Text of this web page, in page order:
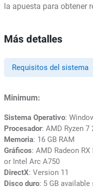
la apuesta para obtener
Más detalles
Requisitos del sistema
Minimum:
Sistema Operativo:
Procesador: AMD Ryzen 7
Memoria: 16 GB RAM
Gráficos: AMD Radeon
or Intel Arc A750
DirectX: Version 11
Disco duro: 5 GB available